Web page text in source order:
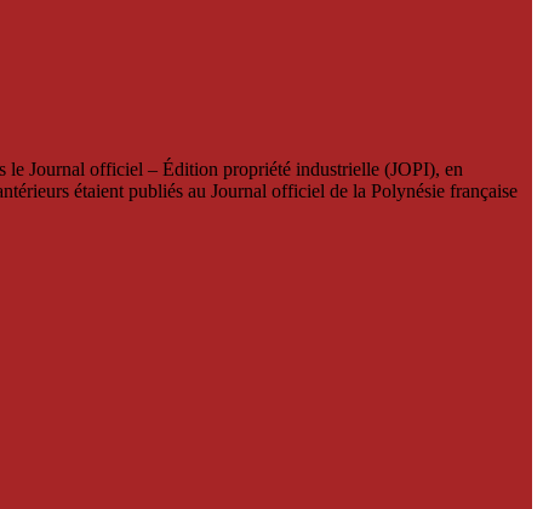
le Journal officiel – Édition propriété industrielle (JOPI), en
étaient publiés au Journal officiel de la Polynésie française